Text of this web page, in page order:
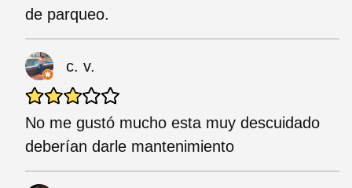
de parqueo.
c. v.
No me gustó mucho esta muy descuidado
deberían darle mantenimiento